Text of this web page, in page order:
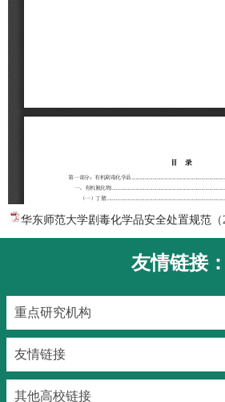
华东师范大学剧毒化学品安全处置规范（
友情链接：
重点研究机构
友情链接
其他高校链接